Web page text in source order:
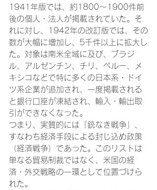
1941年版では、約1800～1900件前
後の個人・法人が掲載されていた。そ
れに対し、1942年の改訂版では、その
数が大幅に増加し、5千件以上に拡大し
た。対象は南米全域に及び、ブラジ
ル、アルゼンチン、チリ、ペルー、メ
キシコなどで特に多くの日本系・ドイ
ツ系企業が追加され、一度掲載される
と銀行口座が凍結され、輸入・輸出取
引ができなくなった。
つまり、実質的には「銃なき戦争」、
すなわち経済手段による封じ込め政策
（経済戦争）であった。このリストは
単なる貿易制裁ではなく、米国の経
済・外交戦略の一環として位置づけら
れた。